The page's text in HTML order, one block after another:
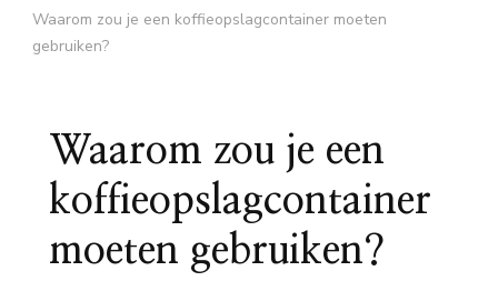
Waarom zou je een koffieopslagcontainer moeten
gebruiken?
Waarom zou je een
koffieopslagcontainer
moeten gebruiken?